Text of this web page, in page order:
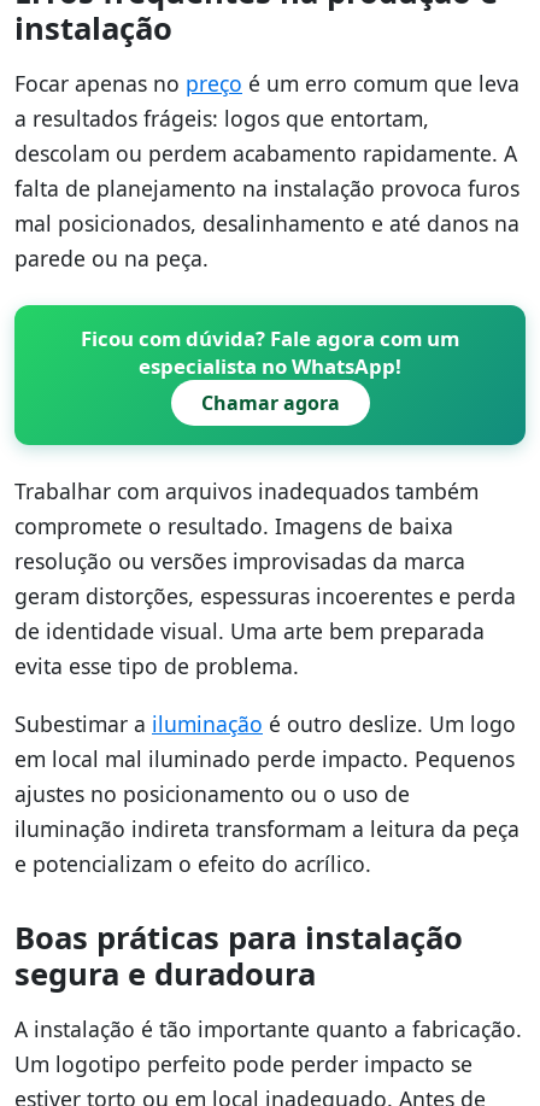
instalação
Focar apenas no preço é um erro comum que leva
a resultados frágeis: logos que entortam,
descolam ou perdem acabamento rapidamente. A
falta de planejamento na instalação provoca furos
mal posicionados, desalinhamento e até danos na
parede ou na peça.
Ficou com dúvida? Fale agora com um
especialista no WhatsApp!
Chamar agora
Trabalhar com arquivos inadequados também
compromete o resultado. Imagens de baixa
resolução ou versões improvisadas da marca
geram distorções, espessuras incoerentes e perda
de identidade visual. Uma arte bem preparada
evita esse tipo de problema.
Subestimar a iluminação é outro deslize. Um logo
em local mal iluminado perde impacto. Pequenos
ajustes no posicionamento ou o uso de
iluminação indireta transformam a leitura da peça
e potencializam o efeito do acrílico.
Boas práticas para instalação
segura e duradoura
A instalação é tão importante quanto a fabricação.
Um logotipo perfeito pode perder impacto se
estiver torto ou em local inadequado. Antes de